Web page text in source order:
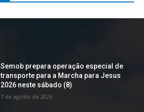
Semob prepara operação especial de
transporte para a Marcha para Jesus
2026 neste sábado (8)
7 de agosto de 2026